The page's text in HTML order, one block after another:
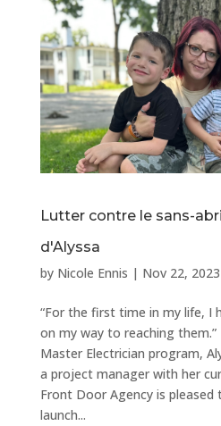
Lutter contre le sans-
d'Alyssa
by Nicole Ennis | Nov 22, 2023
“For the first time in my life, I
on my way to reaching
Master Electrician program,
a project manager with her
Front Door Agency is pleased
launch...